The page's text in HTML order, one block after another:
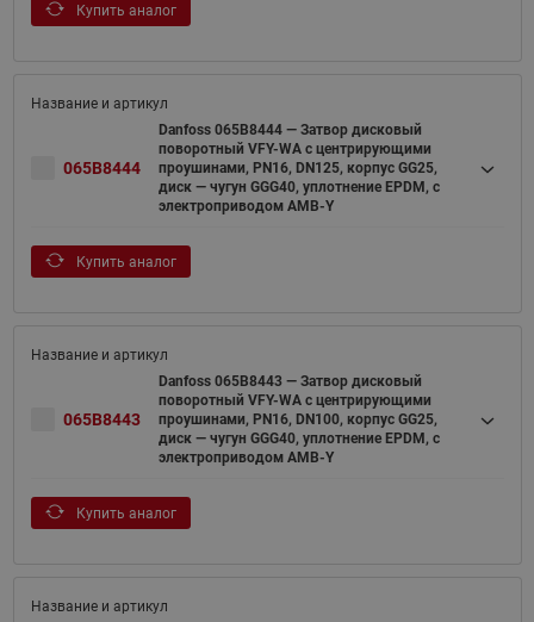
Купить аналог
065B8444
Danfoss 065B8444 — Затвор дисковый
поворотный VFY-WA с центрирующими
проушинами, PN16, DN125, корпус GG25,
диск — чугун GGG40, уплотнение EPDM, с
электроприводом AMB-Y
Купить аналог
065B8443
Danfoss 065B8443 — Затвор дисковый
поворотный VFY-WA с центрирующими
проушинами, PN16, DN100, корпус GG25,
диск — чугун GGG40, уплотнение EPDM, с
электроприводом AMB-Y
Купить аналог